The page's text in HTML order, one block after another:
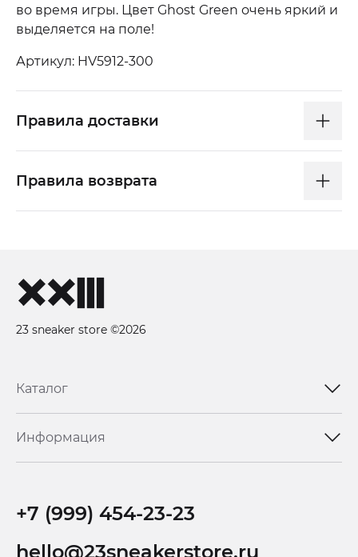
во время игры. Цвет Ghost Green очень яркий и
выделяется на поле!
Артикул: HV5912-300
Правила доставки
Правила возврата
23 sneaker store ©2026
Каталог
Информация
+7 (999) 454-23-23
hello@23sneakerstore.ru